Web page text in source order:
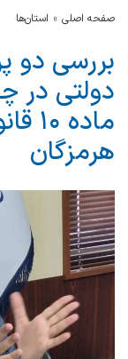
صفحه اصلی استان‌ها
بررسی دو
دولتی در
هرمزگان